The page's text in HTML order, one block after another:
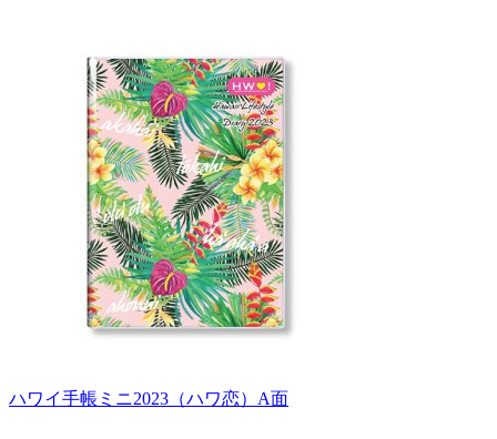
ハワイ手帳ミニ2023（ハワ恋）A面